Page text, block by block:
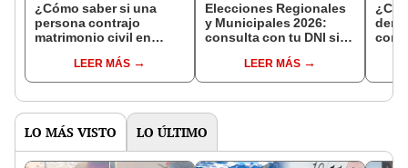
¿Cómo saber si una
persona contrajo
matrimonio civil en
LEER MÁS
Elecciones Regionales
y Municipales 2026:
consulta con tu DNI si
de mesa para este 4 de
octubre en el link oficial
LEER MÁS
con
LO MÁS VISTO LO ÚLTIMO